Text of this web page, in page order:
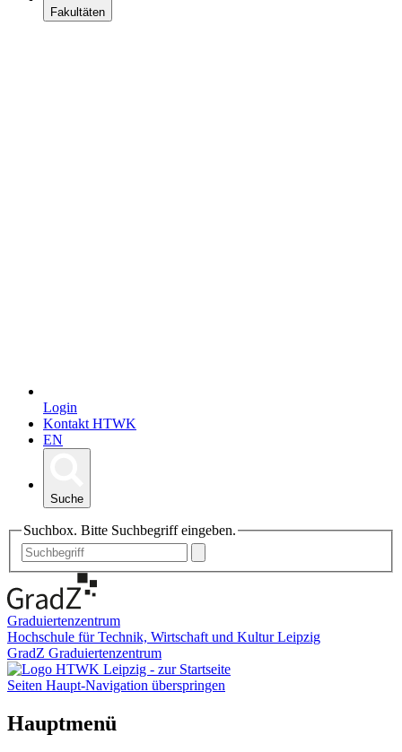
Fakultäten
Login
Kontakt HTWK
EN
Suche
Suchbox. Bitte Suchbegriff eingeben.
Graduiertenzentrum
Hochschule für Technik, Wirtschaft und Kultur Leipzig
GradZ Graduiertenzentrum
Seiten Haupt-Navigation überspringen
Hauptmenü